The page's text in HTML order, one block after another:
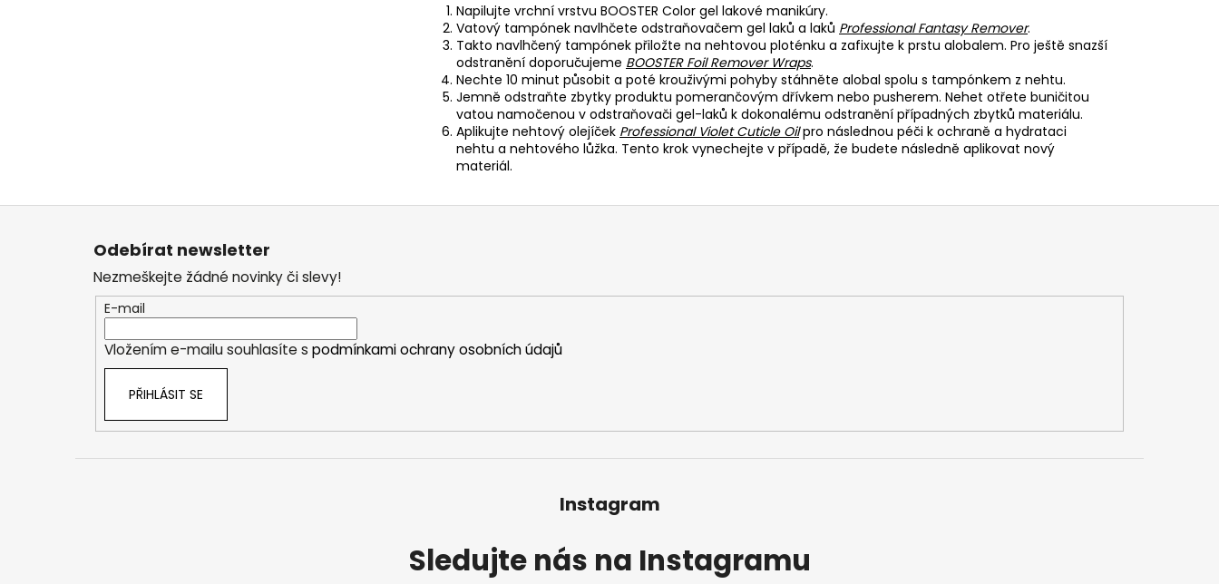
Napilujte vrchní vrstvu BOOSTER Color gel lakové manikúry.
Vatový tampónek navlhčete odstraňovačem gel laků a laků Professional Fantasy Remover.
Takto navlhčený tampónek přiložte na nehtovou ploténku a zafixujte k prstu alobalem. Pro ještě snazší
odstranění doporučujeme BOOSTER Foil Remover Wraps.
Nechte 10 minut působit a poté krouživými pohyby stáhněte alobal spolu s tampónkem z nehtu.
Jemně odstraňte zbytky produktu pomerančovým dřívkem nebo pusherem. Nehet otřete buničitou
vatou namočenou v odstraňovači gel-laků k dokonalému odstranění případných zbytků materiálu.
Aplikujte nehtový olejíček Professional Violet Cuticle Oilpro následnou péči k ochraně a hydrataci
nehtu a nehtového lůžka. Tento krok vynechejte v případě, že budete následně aplikovat nový
materiál.
Z
Odebírat newsletter
Nezmeškejte žádné novinky či slevy!
E-mail
Vložením e-mailu souhlasíte s podmínkami ochrany osobních údajů
PŘIHLÁSIT SE
Instagram
Sledujte nás na Instagramu